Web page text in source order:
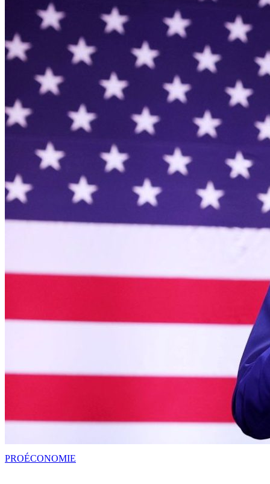
PROÉCONOMIE